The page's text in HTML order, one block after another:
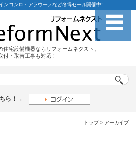
ンコンロ・アラウーノなど冬得セール開催中!!
住宅設備機器ならリフォームネクスト。
付・取替工事も対応！
ちら！→
トップ > アーカイブ